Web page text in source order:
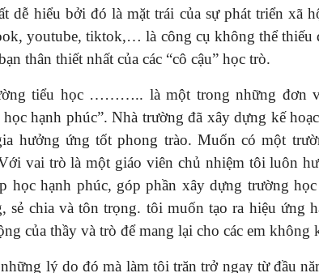
dễ hiểu bởi đó là mặt trái của sự phát triển xã
youtube, tiktok,… là công cụ không thể
thân thiết nhất của các “cô cậu” học trò.
tiểu học ……….. là một trong những đơn
hạnh phúc”. Nhà trường đã xây dựng kế
hưởng ứng tốt phong trào. Muốn có một
vai trò là một giáo viên chủ nhiệm tôi luôn
học hạnh phúc, góp phần xây dựng trường
sẻ chia và tôn trọng. tôi muốn tạo ra hiệu ứng
của thầy và trò để mang lại cho các em
lý do đó mà làm tôi trăn trở ngay từ đầu